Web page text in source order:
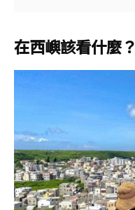
在西嶼該看什麼？